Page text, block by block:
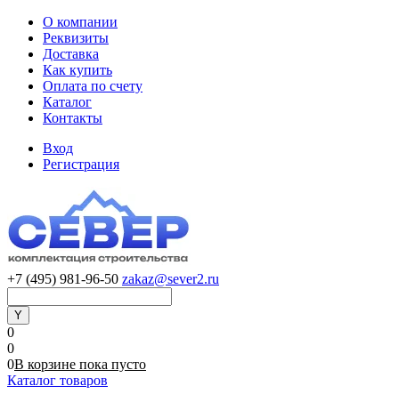
О компании
Реквизиты
Доставка
Как купить
Оплата по счету
Каталог
Контакты
Вход
Регистрация
+7 (495) 981-96-50 zakaz@sever2.ru
0
0
0В корзине пока пусто
Каталог товаров